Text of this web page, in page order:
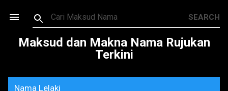
Skip to main content
Maksud dan Makna Nama Rujukan
Terkini
Nama Lelaki